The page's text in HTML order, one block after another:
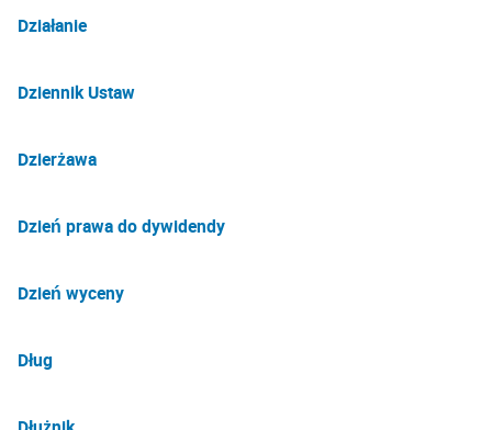
Działanie
Dziennik Ustaw
Dzierżawa
Dzień prawa do dywidendy
Dzień wyceny
Dług